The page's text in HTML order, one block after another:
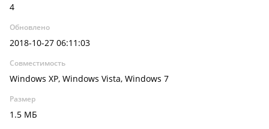
4
Обновлено
2018-10-27 06:11:03
Совместимость
Windows XP, Windows Vista, Windows 7
Размер
1.5 МБ